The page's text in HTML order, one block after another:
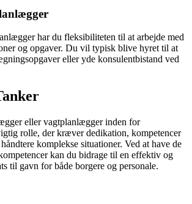
har du fleksibiliteten til at arbejde med
og opgaver. Du vil typisk blive hyret til at
eller yde konsulentbistand ved
eller vagtplanlægger inden for
rolle, der kræver dedikation, kompetencer
komplekse situationer. Ved at have de
kan du bidrage til en effektiv og
til gavn for både borgere og personale.